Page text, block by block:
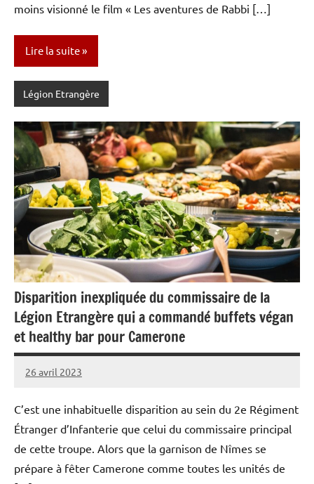
moins visionné le film « Les aventures de Rabbi […]
Lire la suite
Légion Etrangère
Disparition inexpliquée du commissaire de la
Légion Etrangère qui a commandé buffets végan
et healthy bar pour Camerone
26 avril 2023
Caporal
2
C’est une inhabituelle disparition au sein du 2e Régiment
Étranger d’Infanterie que celui du commissaire principal
de cette troupe. Alors que la garnison de Nîmes se
prépare à fêter Camerone comme toutes les unités de